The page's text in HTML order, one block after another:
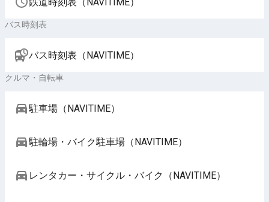
バス時刻表
バス時刻表（NAVITIME）
クルマ・自転車
駐車場（NAVITIME）
駐輪場・バイク駐車場（NAVITIME）
レンタカー・サイクル・バイク（NAVITIME）